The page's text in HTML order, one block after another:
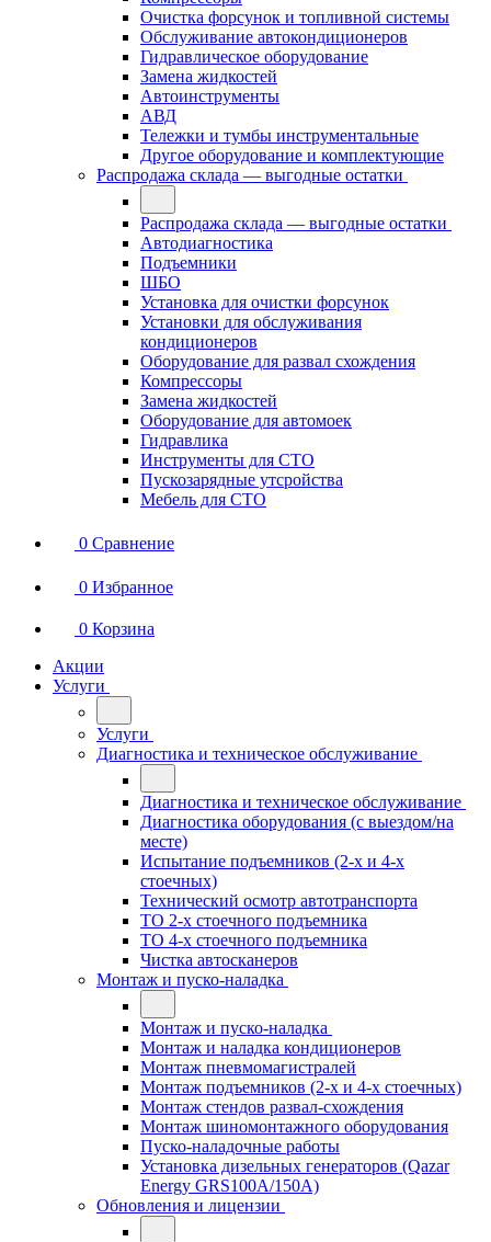
Очистка форсунок и топливной системы
Обслуживание автокондиционеров
Гидравлическое оборудование
Замена жидкостей
Автоинструменты
АВД
Тележки и тумбы инструментальные
Другое оборудование и комплектующие
Распродажа склада — выгодные остатки
Распродажа склада — выгодные остатки
Автодиагностика
Подъемники
ШБО
Установка для очистки форсунок
Установки для обслуживания
кондиционеров
Оборудование для развал схождения
Компрессоры
Замена жидкостей
Оборудование для автомоек
Гидравлика
Инструменты для СТО
Пускозарядные утсройства
Мебель для СТО
0 Сравнение
0 Избранное
0 Корзина
Акции
Услуги
Услуги
Диагностика и техническое обслуживание
Диагностика и техническое обслуживание
Диагностика оборудования (с выездом/на
месте)
Испытание подъемников (2-х и 4-х
стоечных)
Технический осмотр автотранспорта
ТО 2-х стоечного подъемника
ТО 4-х стоечного подъемника
Чистка автосканеров
Монтаж и пуско-наладка
Монтаж и пуско-наладка
Монтаж и наладка кондиционеров
Монтаж пневмомагистралей
Монтаж подъемников (2-х и 4-х стоечных)
Монтаж стендов развал-схождения
Монтаж шиномонтажного оборудования
Пуско-наладочные работы
Установка дизельных генераторов (Qazar
Energy GRS100A/150A)
Обновления и лицензии